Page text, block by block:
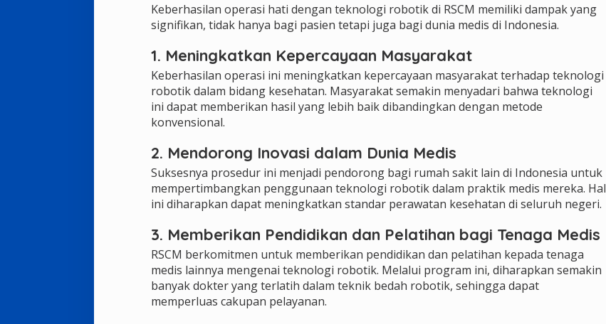
Keberhasilan operasi hati dengan teknologi robotik di RSCM memiliki dampak yang
signifikan, tidak hanya bagi pasien tetapi juga bagi dunia medis di Indonesia.
1. Meningkatkan Kepercayaan Masyarakat
Keberhasilan operasi ini meningkatkan kepercayaan masyarakat terhadap teknologi
robotik dalam bidang kesehatan. Masyarakat semakin menyadari bahwa teknologi
ini dapat memberikan hasil yang lebih baik dibandingkan dengan metode
konvensional.
2. Mendorong Inovasi dalam Dunia Medis
Suksesnya prosedur ini menjadi pendorong bagi rumah sakit lain di Indonesia untuk
mempertimbangkan penggunaan teknologi robotik dalam praktik medis mereka. Hal
ini diharapkan dapat meningkatkan standar perawatan kesehatan di seluruh negeri.
3. Memberikan Pendidikan dan Pelatihan bagi Tenaga Medis
RSCM berkomitmen untuk memberikan pendidikan dan pelatihan kepada tenaga
medis lainnya mengenai teknologi robotik. Melalui program ini, diharapkan semakin
banyak dokter yang terlatih dalam teknik bedah robotik, sehingga dapat
memperluas cakupan pelayanan.